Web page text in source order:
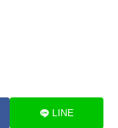
LINE